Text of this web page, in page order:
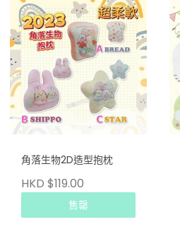
​角落生物2D造型抱枕
HKD $119.00
售罄